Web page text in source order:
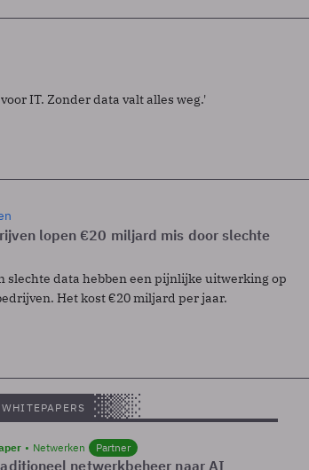
IT. Zonder data valt alles weg.'
lopen €20 miljard mis door slechte
slechte data hebben een pijnlijke uitwerking op
Het kost €20 miljard per jaar.
Netwerken Partner
netwerkbeheer naar AI